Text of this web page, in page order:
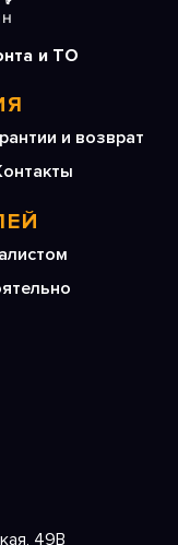
и ТО
и возврат
49В